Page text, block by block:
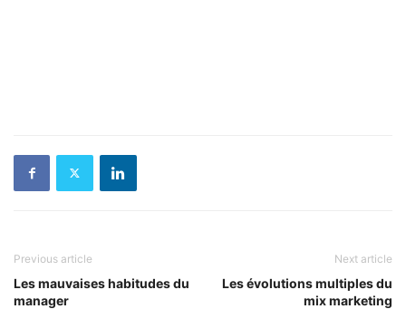
Previous article
Les mauvaises habitudes du
manager
Next article
Les évolutions multiples du
mix marketing